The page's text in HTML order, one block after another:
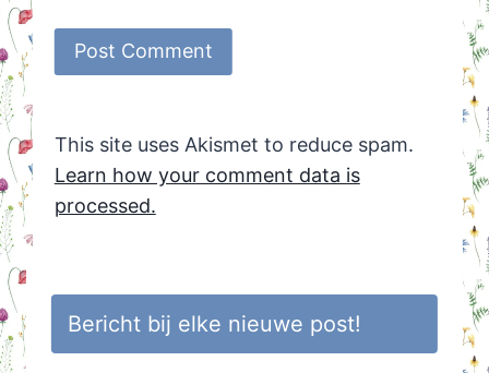
This site uses Akismet to reduce spam.
Learn how your comment data is
processed.
Bericht bij elke nieuwe post!